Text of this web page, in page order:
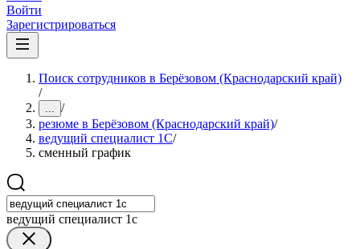
Войти
Зарегистрироваться
Поиск сотрудников в Берёзовом (Краснодарский край)
/
... /
резюме в Берёзовом (Краснодарский край)/
ведущий специалист 1С/
сменный график
ведущий специалист 1с